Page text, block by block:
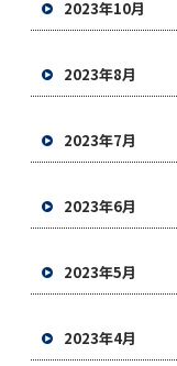
2023年10月
2023年8月
2023年7月
2023年6月
2023年5月
2023年4月